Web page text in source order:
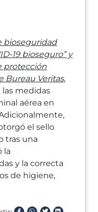
bioseguridad
19 bioseguro” y
protección
Bureau Veritas,
las medidas
aérea en
el sello
tras una
la
y la correcta
de higiene,